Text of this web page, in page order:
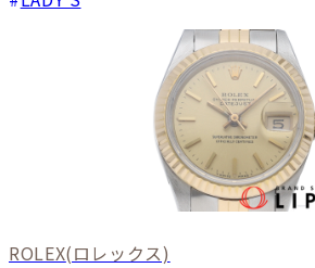
ROLEX(ロレックス)